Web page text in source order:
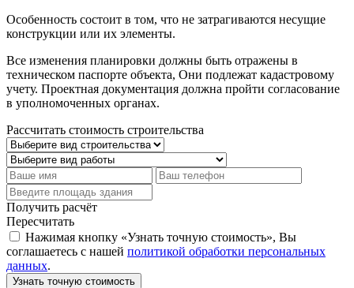
Особенность состоит в том, что не затрагиваются несущие
конструкции или их элементы.
Все изменения планировки должны быть отражены в
техническом паспорте объекта, Они подлежат кадастровому
учету. Проектная документация должна пройти согласование
в уполномоченных органах.
Рассчитать стоимость строительства
Получить расчёт
Пересчитать
Нажимая кнопку «Узнать точную стоимость», Вы
соглашаетесь с нашей политикой обработки персональных
данных.
Узнать точную стоимость